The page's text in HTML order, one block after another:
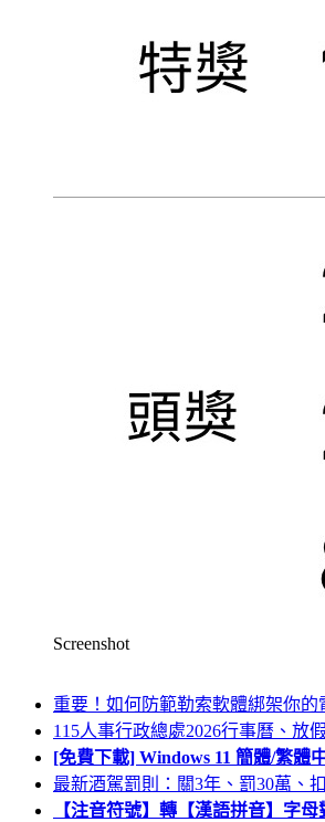
Screenshot
重要！如何防範勒索軟體綁架你
115人事行政總處2026行事曆、放
[免費下載] Windows 11 簡體/繁體
最新酒駕罰則：關3年、罰30萬、
【注音符號】轉【漢語拼音】字母